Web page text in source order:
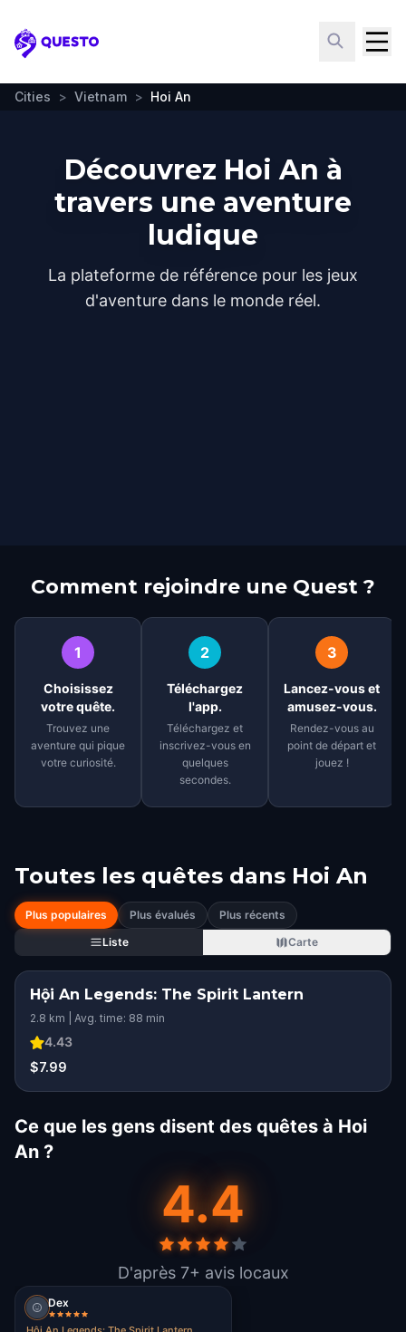
Questo
Cities > Vietnam > Hoi An
Découvrez Hoi An à
travers une aventure
ludique
La plateforme de référence pour les jeux
d'aventure dans le monde réel.
Comment rejoindre une Quest ?
1
Choisissez
votre quête.
Trouvez une
aventure qui pique
votre curiosité.
2
Téléchargez
l'app.
Téléchargez et
inscrivez-vous en
quelques
secondes.
3
Lancez-vous et
amusez-vous.
Rendez-vous au
point de départ et
jouez !
Toutes les quêtes dans Hoi An
Plus populaires Plus évalués
Plus récents
Liste
Carte
Hội An Legends: The Spirit Lantern
2.8 km | Avg. time: 88 min
4.43
$7.99
Ce que les gens disent des quêtes à Hoi
An ?
4.4
D'après 7+ avis locaux
Dex